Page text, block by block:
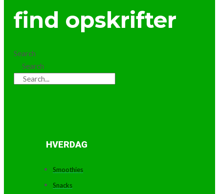
find opskrifter
Search
Search
HVERDAG
Smoothies
Snacks